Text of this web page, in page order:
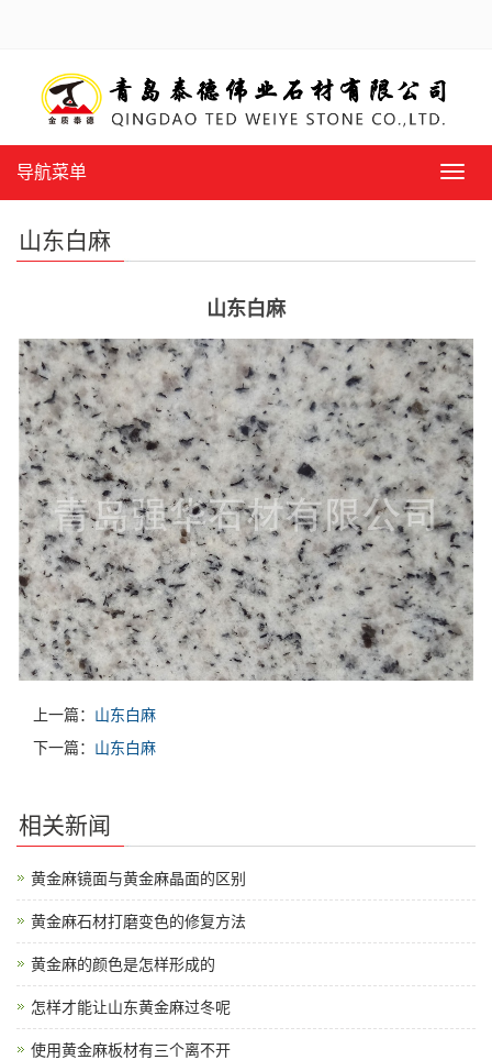
导
导航菜单
山东白麻
山东白麻
上一篇： 山东白麻
下一篇： 山东白麻
相关新闻
黄金麻镜面与黄金麻晶面的区别
黄金麻石材打磨变色的修复方法
黄金麻的颜色是怎样形成的
怎样才能让山东黄金麻过冬呢
使用黄金麻板材有三个离不开